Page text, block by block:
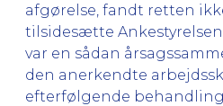
afgørelse, fandt retten
tilsidesætte
var en sådan
den anerkendte
efterfølgende